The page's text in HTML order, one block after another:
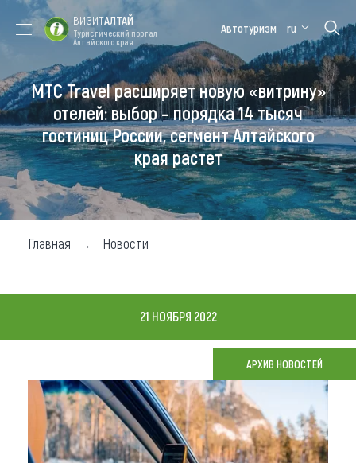
Форум VISIT
ALTAI
Цветение
маральника
Медицинский
форум
Алтайская
зимовка
Туры
Где побывать
Чем заняться
Где остановиться
Что привезти (сувениры)
О регионе
Коллекция впечатлений
ВИЗИТАЛТАЙ
Туристический портал
Алтайского края
Автотуризм ru
МТС Travel расширяет новую «витрину»
отелей: выбор – порядка 14 тысяч
гостиниц России, сегмент Алтайского
края растет
Главная Новости
21 НОЯБРЯ 2022
АРХИВ НОВОСТЕЙ